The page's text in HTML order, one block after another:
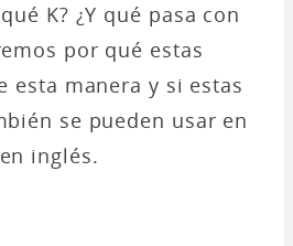
K? ¿Y qué pasa con
por qué estas
esta manera y si estas
se pueden usar en
inglés.